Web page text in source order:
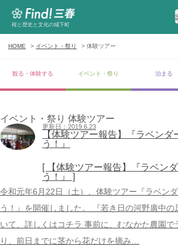
桜と歴史と文化の城下町
HOME イベント・祭り 体験ツアー
観る・体験する イベント・祭り 泊まる
イベント・祭り 体験ツアー
更新日：2019.6.23
【体験ツアー報告】『ラベンダ
う！』
[ 【体験ツアー報告】『ラベン
う！』 ]
令和元年6月22日（土）、体験ツアー『ラベン
う！』を開催しました。 『若き日の河野廣中の
いて、詳しくはコチラ 事前に、むなかた農園で
り、前日までに茎から花だけを摘み…